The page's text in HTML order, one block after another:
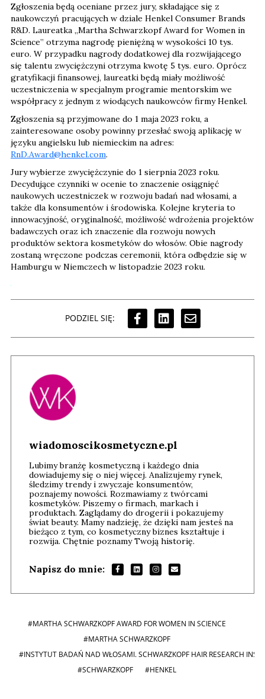
Zgłoszenia będą oceniane przez jury, składające się z
naukowczyń pracujących w dziale Henkel Consumer Brands
R&D. Laureatka „Martha Schwarzkopf Award for Women in
Science” otrzyma nagrodę pieniężną w wysokości 10 tys.
euro. W przypadku nagrody dodatkowej dla rozwijającego
się talentu zwyciężczyni otrzyma kwotę 5 tys. euro. Oprócz
gratyfikacji finansowej, laureatki będą miały możliwość
uczestniczenia w specjalnym programie mentorskim we
współpracy z jednym z wiodących naukowców firmy Henkel.
Zgłoszenia są przyjmowane do 1 maja 2023 roku, a
zainteresowane osoby powinny przesłać swoją aplikację w
języku angielsku lub niemieckim na adres:
RnD.Award@henkel.com.
Jury wybierze zwyciężczynie do 1 sierpnia 2023 roku.
Decydujące czynniki w ocenie to znaczenie osiągnięć
naukowych uczestniczek w rozwoju badań nad włosami, a
także dla konsumentów i środowiska. Kolejne kryteria to
innowacyjność, oryginalność, możliwość wdrożenia projektów
badawczych oraz ich znaczenie dla rozwoju nowych
produktów sektora kosmetyków do włosów. Obie nagrody
zostaną wręczone podczas ceremonii, która odbędzie się w
Hamburgu w Niemczech w listopadzie 2023 roku.
PODZIEL SIĘ:
wiadomoscikosmetyczne.pl
Lubimy branżę kosmetyczną i każdego dnia
dowiadujemy się o niej więcej. Analizujemy rynek,
śledzimy trendy i zwyczaje konsumentów,
poznajemy nowości. Rozmawiamy z twórcami
kosmetyków. Piszemy o firmach, markach i
produktach. Zaglądamy do drogerii i pokazujemy
świat beauty. Mamy nadzieję, że dzięki nam jesteś na
bieżąco z tym, co kosmetyczny biznes kształtuje i
rozwija. Chętnie poznamy Twoją historię.
Napisz do mnie:
#MARTHA SCHWARZKOPF AWARD FOR WOMEN IN SCIENCE
#MARTHA SCHWARZKOPF
#INSTYTUT BADAŃ NAD WŁOSAMI. SCHWARZKOPF HAIR RESEARCH
#SCHWARZKOPF
#HENKEL